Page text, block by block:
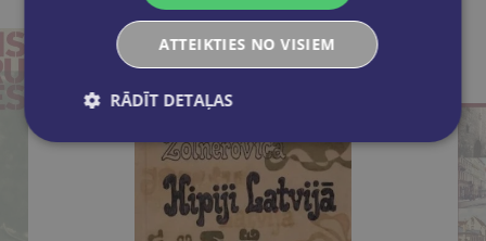
ATTEIKTIES NO VISIEM
RĀDĪT DETAĻAS